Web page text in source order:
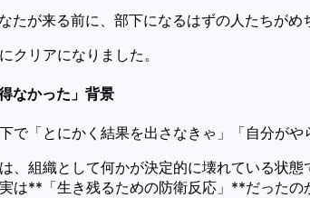
が来る前に、部下になるはずの人たちがめ
クリアになりました。
なかった」背景
で「とにかく結果を出さなきゃ」「自分が
、組織として何かが決定的に壊れている状
は**「生き残るための防衛反応」**だったの